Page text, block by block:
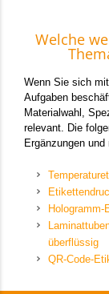
Welche
Wenn Sie sich
Aufgaben
Materialwahl,
relevant. Die
Ergänzungen
überflüssig
QR-Code-